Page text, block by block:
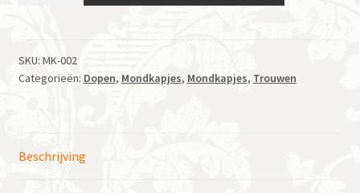
aantal
SKU: MK-002
Categorieën: Dopen, Mondkapjes, Mondkapjes, Trouwen
Beschrijving